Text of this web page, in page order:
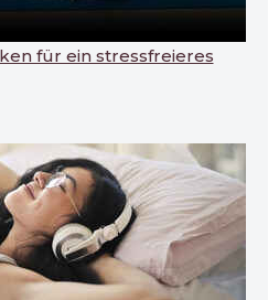
für ein stressfreieres